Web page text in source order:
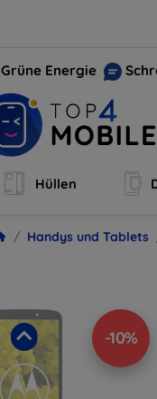
Grüne Energie
Hüllen
Handys und Tablets
-10%